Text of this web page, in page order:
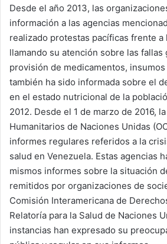
Desde el año 2013, las
información a las agencias
realizado protestas pacíficas frente a
llamando su atención sobre las fallas
provisión de medicamentos, insumos
también ha sido informada sobre el
en el estado nutricional de la
2012. Desde el 1 de marzo de 2016,
Humanitarios de Naciones Unidas
informes regulares referidos a la
salud en Venezuela. Estas agencias
mismos informes sobre la situación
remitidos por organizaciones de
Comisión Interamericana de
Relatoría para la Salud de Naciones
instancias han expresado su